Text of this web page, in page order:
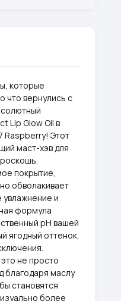
которые
что вернулись с
Lip Glow Oil в
Raspberry! Этот
маст-хэв для
покрытие,
обволакивает
увлажнение и
формула
pH вашей
ягодный оттенок,
не просто
благодаря маслу
становятся
более